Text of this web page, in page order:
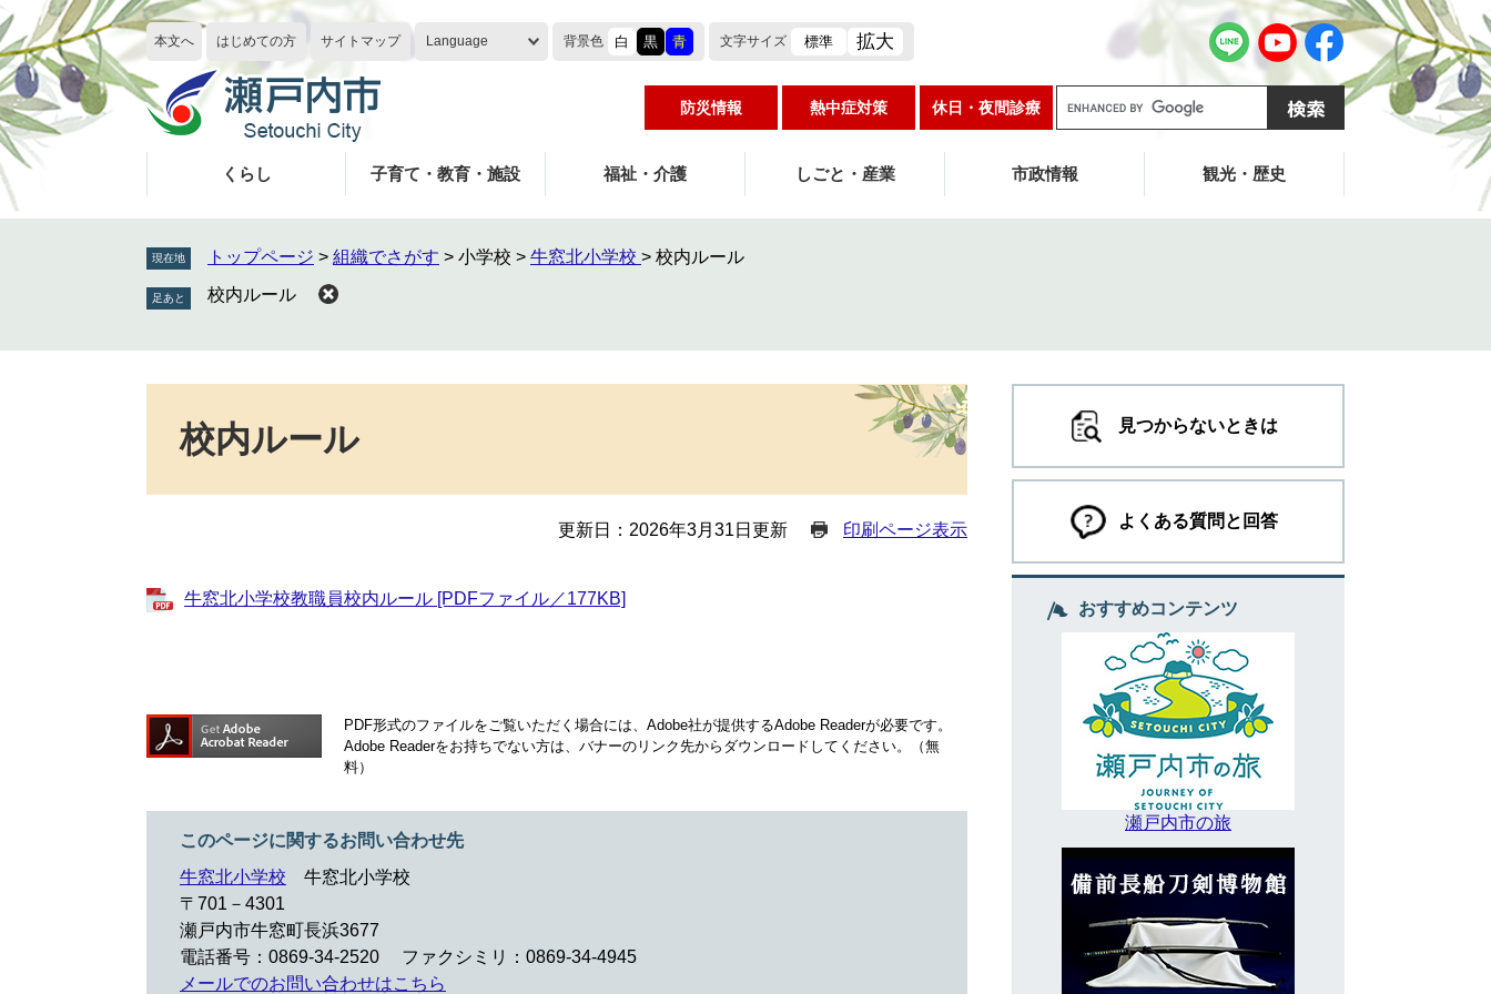
ペ
ー
ジ
の
先
頭
で
す
メ
ニ
ュ
ー
を
飛
ば
し
本文へ はじめての方 サイトマップ Language 背景色 白 黒 青 文字サイズ 標準 拡大
防災情報 熱中症対策 休日・夜間診療
g
e
くらし 子育て・教育・施設 福祉・介護 しごと・産業 市政情報 観光・歴史
現在地 トップページ > 組織でさがす > 小学校 > 牛窓北小学校 > 校内ルール
校内ルール
校内ルール
更新日：2026年3月31日更新 印刷ページ表示
牛窓北小学校教職員校内ルール [PDFファイル／177KB]
PDF形式のファイルをご覧いただく場合には、Adobe社が提供するAdobe Readerが必要です。
Adobe Readerをお持ちでない方は、バナーのリンク先からダウンロードしてください。（無
料）
このページに関するお問い合わせ先
牛窓北小学校
牛窓北小学校
〒701－4301
瀬戸内市牛窓町長浜3677
電話番号：0869-34-2520
ファクシミリ：0869-34-4945
メールでのお問い合わせはこちら
見つからないときは
よくある質問と回答
おすすめコンテンツ
瀬戸内市の旅